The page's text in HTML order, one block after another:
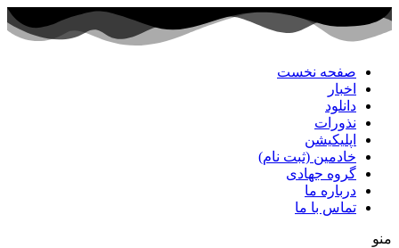
پرش
به
صفحه نخست
اخبار
دانلود
نذورات
اپلیکیشن
خادمین (ثبت نام)
گروه جهادی
درباره ما
تماس با ما
منو